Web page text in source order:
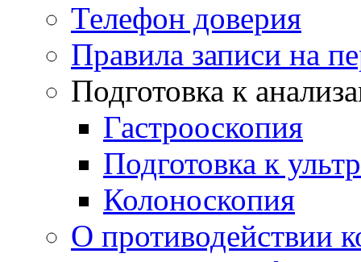
Телефон доверия
Правила записи на
Подготовка к
Гастрооскопия
Подготовка к
Колоноскопия
О противодействии